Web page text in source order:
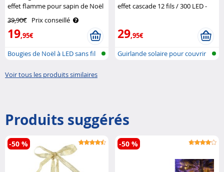
effet flamme pour sapin de Noël
- coloris blanc Lunartec
39,90€ Prix conseillé
19,95€
Bougies de Noël à LED sans fil
effet cascade 12 fils / 300 LED -
29,95€
Guirlande solaire pour couvrir
Voir tous les produits similaires
Produits suggérés
-50 % -50 %